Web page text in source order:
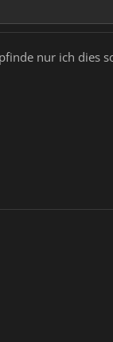
nur ich dies